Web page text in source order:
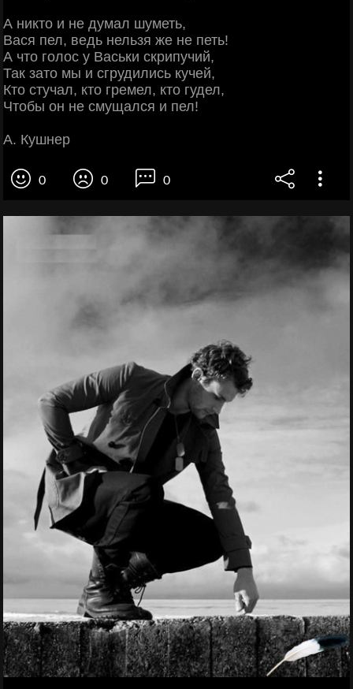
А никто и не думал шуметь,
Вася пел, ведь нельзя же не петь!
А что голос у Васьки скрипучий,
Так зато мы и сгрудились кучей,
Кто стучал, кто гремел, кто гудел,
Чтобы он не смущался и пел!
А. Кушнер
0 0 0